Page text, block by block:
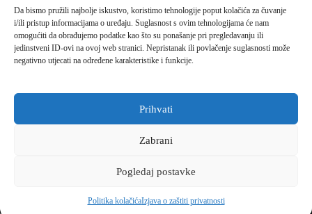
Da bismo pružili najbolje iskustvo, koristimo tehnologije poput kolačića za čuvanje
i/ili pristup informacijama o uređaju. Suglasnost s ovim tehnologijama će nam
omogućiti da obrađujemo podatke kao što su ponašanje pri pregledavanju ili
jedinstveni ID-ovi na ovoj web stranici. Nepristanak ili povlačenje suglasnosti može
negativno utjecati na određene karakteristike i funkcije.
Prihvati
Zabrani
Pogledaj postavke
Politika kolačićaIzjava o zaštiti privatnosti
Kontakt
Meli Commerce
Dužice ul., 1,
Hrvatska
Parking/lager
10410 Mičevec
Copyright © 2026 - MELI COMMERCE | All rights
reserved. | Creating websites: